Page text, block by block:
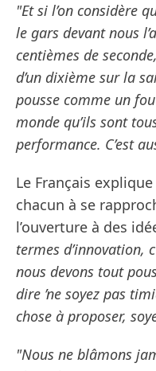
"Et si l’on considère
le gars devant nous
centièmes de
d’un dixième sur la
pousse comme un
monde qu’ils sont
performance. C’est
Le Français
chacun à se
l’ouverture à des
termes d’innovation,
nous devons tout
dire ’ne soyez pas
chose à proposer,
"Nous ne blâmons